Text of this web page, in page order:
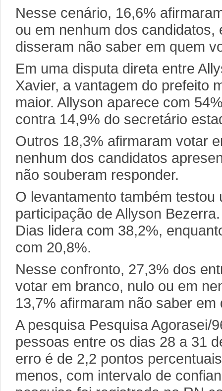
Nesse cenário, 16,6%
ou em nenhum dos candidatos,
disseram não saber em quem
Em uma disputa direta entre
Xavier, a vantagem do prefeito
maior. Allyson aparece com
contra 14,9% do secretário
Outros 18,3% afirmaram votar
nenhum dos candidatos
não souberam responder.
O levantamento também testou
participação de Allyson
Dias lidera com 38,2%,
com 20,8%.
Nesse confronto, 27,3% dos
votar em branco, nulo ou em
13,7% afirmaram não saber em
A pesquisa Pesquisa Agorasei/
pessoas entre os dias 28 a 31
erro é de 2,2 pontos
menos, com intervalo de